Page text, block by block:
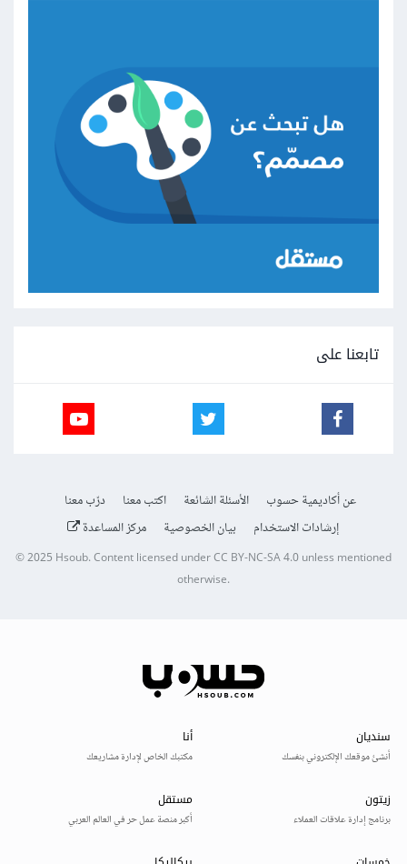
تابعنا على
عن أكاديمية حسوب الأسئلة الشائعة اكتب معنا
درّب معنا
إرشادات الاستخدام
بيان الخصوصية مركز المساعدة
© 2025Hsoub.Content licensed underCC BY-NC-SA 4.0unless mentioned
otherwise.